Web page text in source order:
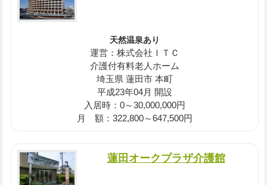
天然温泉あり
運営：株式会社ＩＴＣ
介護付有料老人ホーム
埼玉県 蓮田市 本町
平成23年04月 開設
入居時：0～30,000,000円
月 額：322,800～647,500円
蓮田オークプラザ介護館